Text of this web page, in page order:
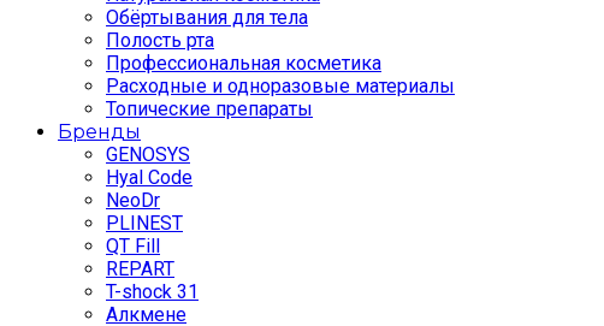
Обёртывания для тела
Полость рта
Профессиональная косметика
Расходные и одноразовые материалы
Топические препараты
Бренды
GENOSYS
Hyal Code
NeoDr
PLINEST
QT Fill
REPART
T-shock 31
Алкмене